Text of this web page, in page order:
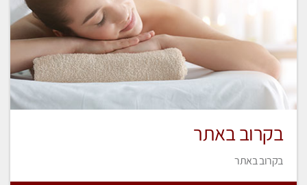
בקרוב באתר
בקרוב באתר